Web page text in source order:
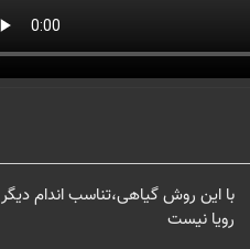
با این روش گیاهی،تناسب اندام دیگر
رویا نیست